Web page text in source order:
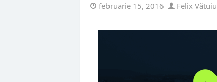
Posted
februarie 15, 2016 Author
Felix Vătuiu